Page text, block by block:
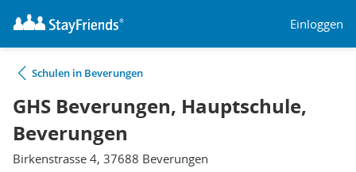
Einloggen
Schulen in Beverungen
GHS Beverungen, Hauptschule,
Beverungen
Birkenstrasse 4, 37688 Beverungen